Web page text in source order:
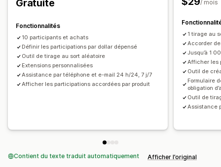
Suivi des conversions
Personnalisation
Image de marque Champs de formulaire
Pages de destination Widget de boutique en ligne
Gratuite
Fonctionnalités
10 participants et achats
Définir les participations par dollar dépensé
Outil de tirage au sort aléatoire
Extensions personnalisées
Assistance par téléphone et e-mail 24 h/24, 7 j/7
Afficher les participations accordées par produit
/ mois
1 tirage au
Accorder
Jusqu’à 1
Afficher les
Outil de
Formulaire
obligation
Outil de
Assistance
Contient du texte traduit automatiquement Afficher l’original